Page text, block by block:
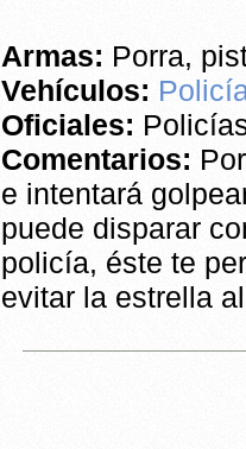
Armas: Porra,
Vehículos:
Oficiales:
Comentarios:
e intentará
puede disparar
policía, éste te
evitar la estrella